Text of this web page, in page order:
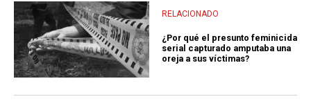
RELACIONADO
¿Por qué el presunto feminicida
serial capturado amputaba una
oreja a sus víctimas?